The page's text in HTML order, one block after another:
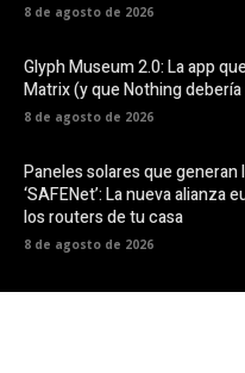
8 de agosto de 2026
Glyph Museum 2.0: La app
Matrix (y que Nothing
8 de agosto de 2026
Paneles solares que generan
‘SAFENet’: La nueva alianza
los routers de tu casa
8 de agosto de 2026